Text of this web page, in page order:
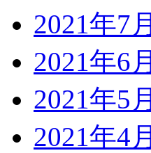
2021年7月
2021年6月
2021年5月
2021年4月